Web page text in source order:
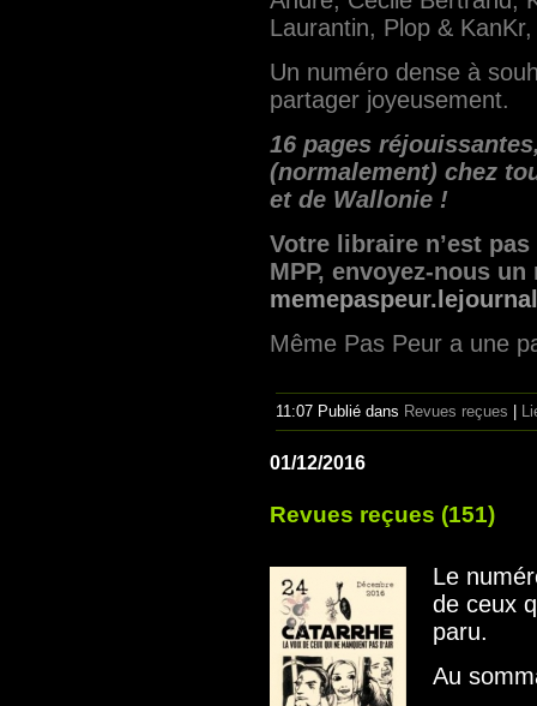
Laurantin, Plop &
Un numéro dense à
partager joyeusement.
16 pages
(normalement) chez
et de Wallonie !
Votre libraire n’est
MPP, envoyez-nous un
Même Pas Peur a une
11:07 Publié dans Revues reçues
01/12/2016
Revues reçues (151)
Le
de ceux
paru.
Au